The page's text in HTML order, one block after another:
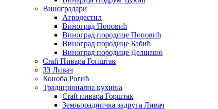
Виноградари
Агродестил
Виноград Поповић
Виноград породице Поповић
Виноград породице Бабић
Виноград породице Делшашо
Craft Пивара Гопштак
ЗЗ Ливач
Коноба Рогић
Традиционална кухиња
Craft пивара Горштак
Земљорадничка задруга Ливач